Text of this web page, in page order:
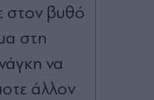
στον βυθό
στη
να
άλλον